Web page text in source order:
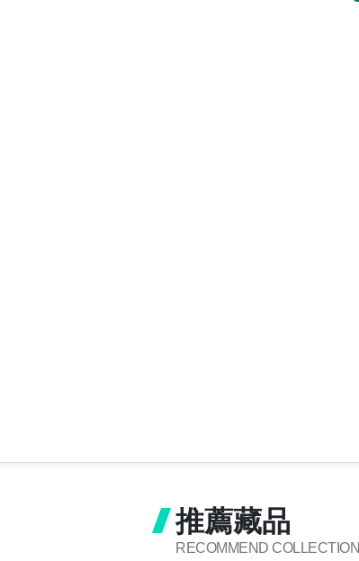
推薦藏品
RECOMMEND COLLECTION